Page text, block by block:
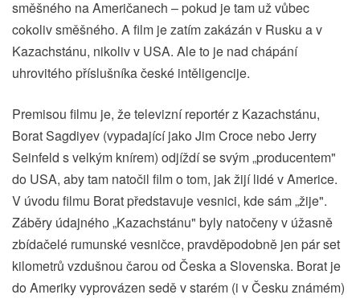
směšného na Američanech – pokud je tam už vůbec
cokoliv směšného. A film je zatím zakázán v Rusku a v
Kazachstánu, nikoliv v USA. Ale to je nad chápání
uhrovitého příslušníka české intěligencije.
Premisou filmu je, že televizní reportér z Kazachstánu,
Borat Sagdiyev (vypadající jako Jim Croce nebo Jerry
Seinfeld s velkým knírem) odjíždí se svým „producentem"
do USA, aby tam natočil film o tom, jak žijí lidé v Americe.
V úvodu filmu Borat představuje vesnici, kde sám „žije".
Záběry údajného „Kazachstánu" byly natočeny v úžasně
zbídačelé rumunské vesničce, pravděpodobně jen pár set
kilometrů vzdušnou čarou od Česka a Slovenska. Borat je
do Ameriky vyprovázen sedě v starém (i v Česku známém)